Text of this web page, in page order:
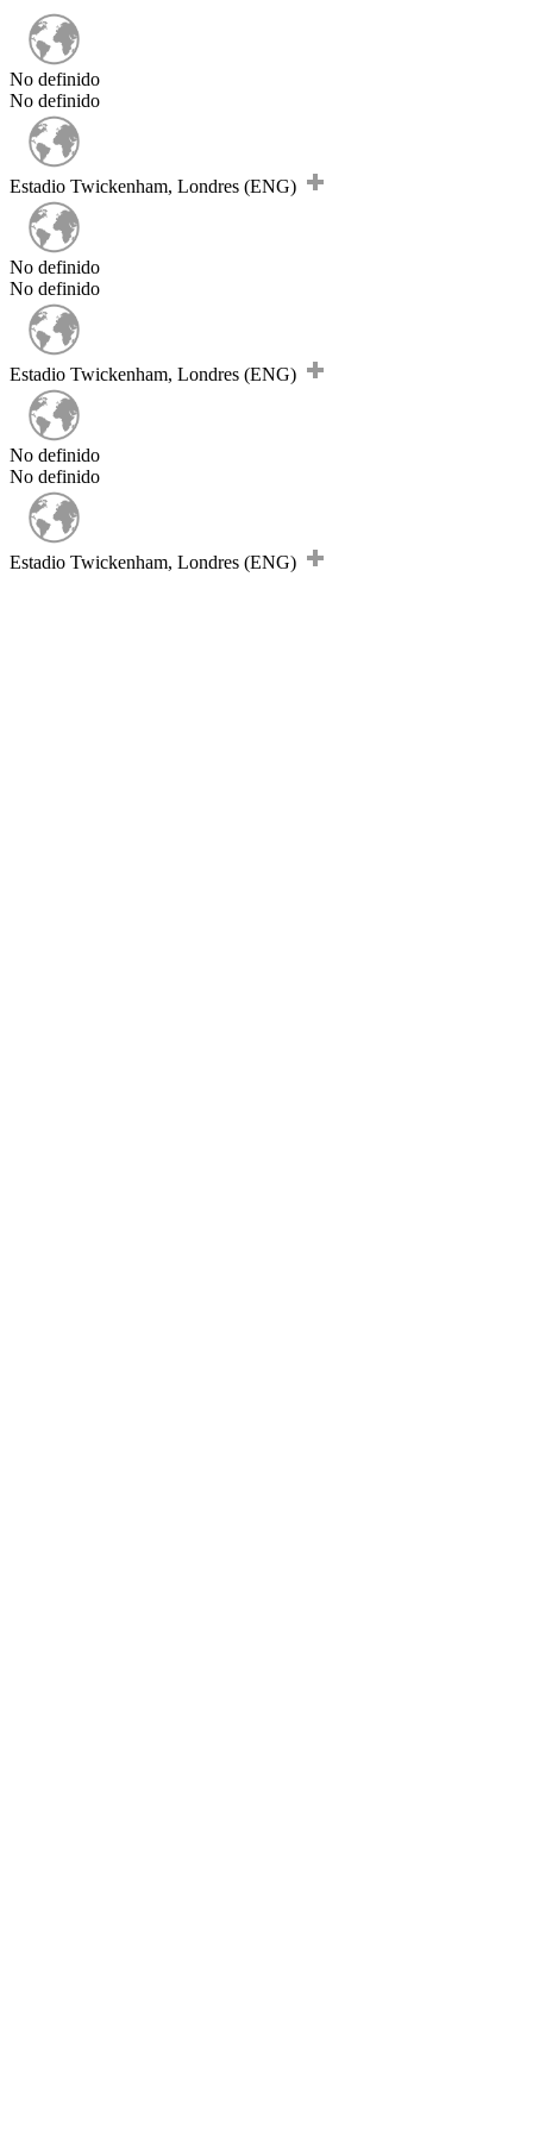
No definido
No definido
Estadio Twickenham, Londres (ENG)
No definido
No definido
Estadio Twickenham, Londres (ENG)
No definido
No definido
Estadio Twickenham, Londres (ENG)